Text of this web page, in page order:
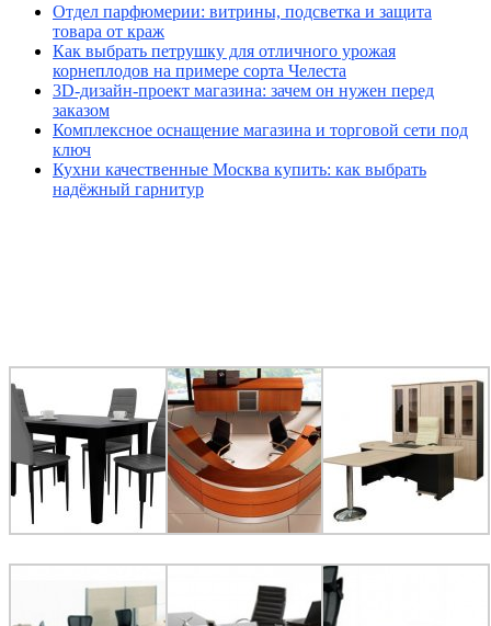
Отдел парфюмерии: витрины, подсветка и защита
товара от краж
Как выбрать петрушку для отличного урожая
корнеплодов на примере сорта Челеста
3D-дизайн-проект магазина: зачем он нужен перед
заказом
Комплексное оснащение магазина и торговой сети под
ключ
Кухни качественные Москва купить: как выбрать
надёжный гарнитур